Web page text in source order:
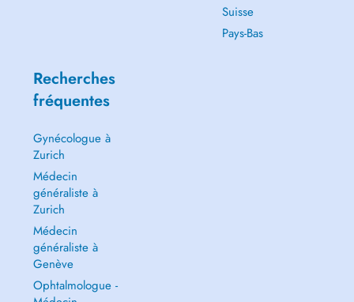
Suisse
Pays-Bas
Recherches
fréquentes
Gynécologue à
Zurich
Médecin
généraliste à
Zurich
Médecin
généraliste à
Genève
Ophtalmologue -